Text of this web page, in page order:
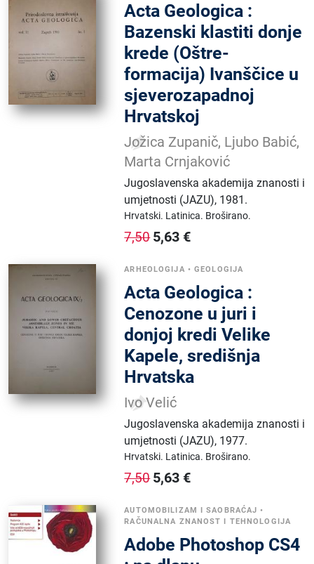
Acta Geologica :
Bazenski klastiti donje
krede (Oštre-
formacija) Ivanščice u
sjeverozapadnoj
Hrvatskoj
Jožica Zupanič, Ljubo Babić,
Marta Crnjaković
Jugoslavenska akademija znanosti i
umjetnosti (JAZU), 1981.
Hrvatski. Latinica. Broširano.
7,50 5,63 €
ARHEOLOGIJA •GEOLOGIJA
Acta Geologica :
Cenozone u juri i
donjoj kredi Velike
Kapele, središnja
Hrvatska
Ivo Velić
Jugoslavenska akademija znanosti i
umjetnosti (JAZU), 1977.
Hrvatski. Latinica. Broširano.
7,50 5,63 €
AUTOMOBILIZAM I SAOBRAĆAJ •
RAČUNALNA ZNANOST I TEHNOLOGIJA
Adobe Photoshop CS4